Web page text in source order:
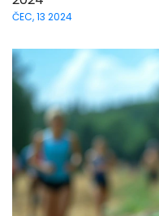
ČEC, 13 2024